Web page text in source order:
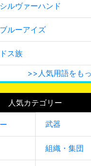
ルヴァーハンド
ルーアイズ
ス族
>>人気用語をも
人気カテゴリー
武器
組織・集団